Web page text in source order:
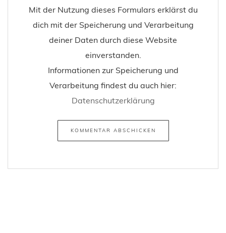
Mit der Nutzung dieses Formulars erklärst du
dich mit der Speicherung und Verarbeitung
deiner Daten durch diese Website
einverstanden.
Informationen zur Speicherung und
Verarbeitung findest du auch hier:
Datenschutzerklärung